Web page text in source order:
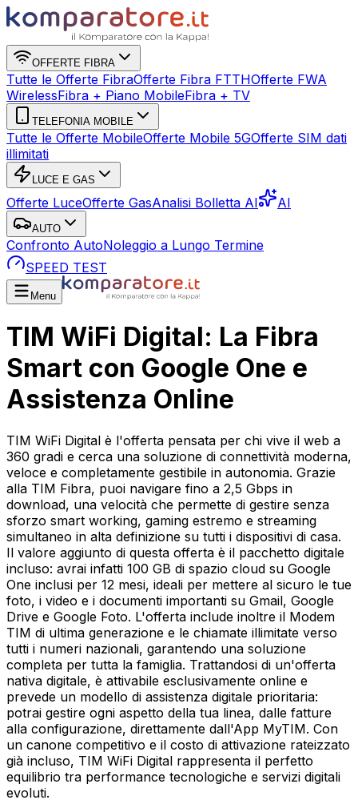
OFFERTE FIBRA
Tutte le Offerte FibraOfferte Fibra FTTHOfferte FWA
WirelessFibra + Piano MobileFibra + TV
TELEFONIA MOBILE
Tutte le Offerte MobileOfferte Mobile 5GOfferte SIM dati
illimitati
LUCE E GAS
Offerte LuceOfferte GasAnalisi Bolletta AI AI
AUTO
Confronto AutoNoleggio a Lungo Termine
SPEED TEST
Menu
TIM WiFi Digital: La Fibra
Smart con Google One e
Assistenza Online
TIM WiFi Digital è l'offerta pensata per chi vive il web a
360 gradi e cerca una soluzione di connettività moderna,
veloce e completamente gestibile in autonomia. Grazie
alla TIM Fibra, puoi navigare fino a 2,5 Gbps in
download, una velocità che permette di gestire senza
sforzo smart working, gaming estremo e streaming
simultaneo in alta definizione su tutti i dispositivi di casa.
Il valore aggiunto di questa offerta è il pacchetto digitale
incluso: avrai infatti 100 GB di spazio cloud su Google
One inclusi per 12 mesi, ideali per mettere al sicuro le tue
foto, i video e i documenti importanti su Gmail, Google
Drive e Google Foto. L'offerta include inoltre il Modem
TIM di ultima generazione e le chiamate illimitate verso
tutti i numeri nazionali, garantendo una soluzione
completa per tutta la famiglia. Trattandosi di un'offerta
nativa digitale, è attivabile esclusivamente online e
prevede un modello di assistenza digitale prioritaria:
potrai gestire ogni aspetto della tua linea, dalle fatture
alla configurazione, direttamente dall'App MyTIM. Con
un canone competitivo e il costo di attivazione rateizzato
già incluso, TIM WiFi Digital rappresenta il perfetto
equilibrio tra performance tecnologiche e servizi digitali
evoluti.